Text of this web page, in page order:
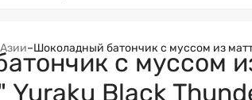
–Шоколадный батончик с муссом из
с муссом
Black